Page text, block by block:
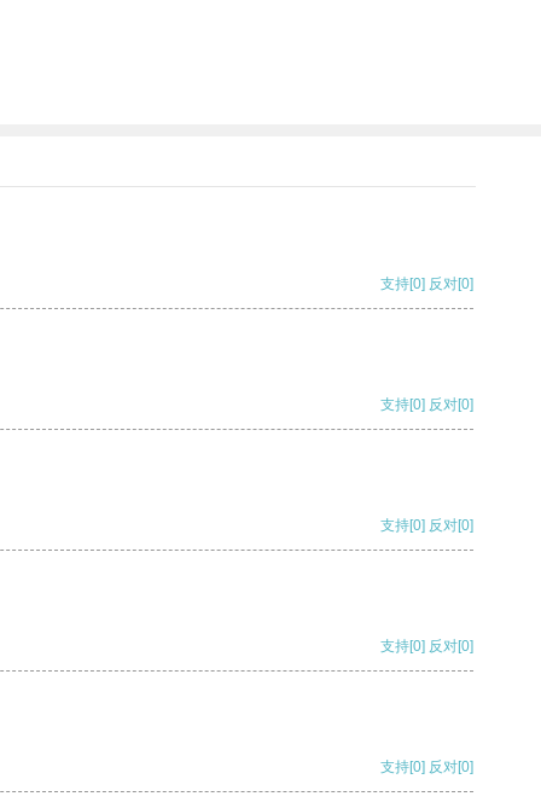
支持[0] 反对[0]
支持[0] 反对[0]
支持[0] 反对[0]
支持[0] 反对[0]
支持[0] 反对[0]